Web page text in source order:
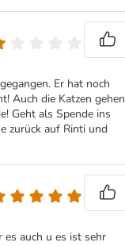
Er hat noch
Auch die Katzen gehen
Geht als Spende ins
zurück auf Rinti und
auch u es ist sehr